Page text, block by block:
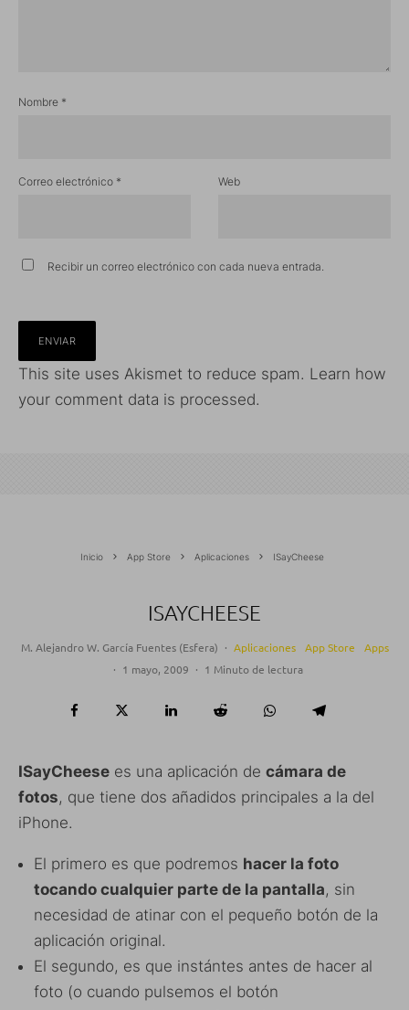
Nombre *
Correo electrónico * Web
Recibir un correo electrónico con cada nueva entrada.
This site uses Akismet to reduce spam. Learn how
your comment data is processed.
Inicio App Store Aplicaciones ISayCheese
ISAYCHEESE
M. Alejandro W. García Fuentes (Esfera) · Aplicaciones App Store
Apps
· 1 mayo, 2009 · 1 Minuto de lectura
ISayCheese es una aplicación de cámara de
fotos, que tiene dos añadidos principales a la del
iPhone.
El primero es que podremos hacer la foto
tocando cualquier parte de la pantalla, sin
necesidad de atinar con el pequeño botón de la
aplicación original.
El segundo, es que instántes antes de hacer al
foto (o cuando pulsemos el botón